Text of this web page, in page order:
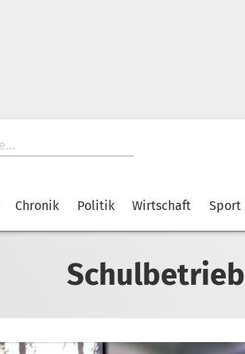
Chronik Politik Wirtschaft Sport
Schulbetrieb